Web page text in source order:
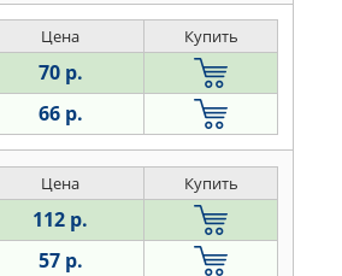
Цена Купить
70 р.
66 р.
Цена Купить
112 р.
57 р.